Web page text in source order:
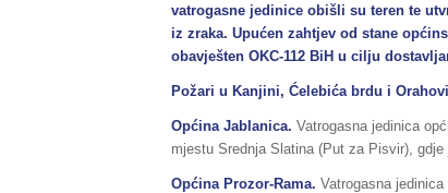
vatrogasne jedinice obišli su teren te
iz zraka. Upućen zahtjev od stane
obavješten OKC-112 BiH u cilju
Požari u Kanjini, Ćelebića brdu i
Općina Jablanica. Vatrogasna jedinica
mjestu Srednja Slatina (Put za Pisvir),
Općina Prozor-Rama. Vatrogasna